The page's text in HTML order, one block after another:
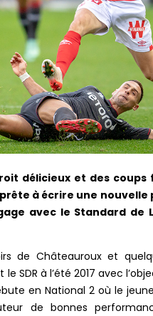
délicieux et des coups
à écrire une nouvelle
avec le Standard de
de Châteauroux et
SDR à l’été 2017 avec
en National 2 où le
de bonnes